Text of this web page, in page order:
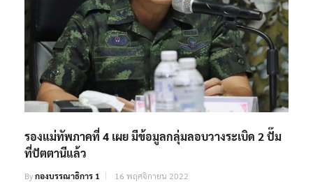
รองแม่ทัพภาคที่ 4 เผย มีข้อมูลกลุ่มลอบวางระเบิด 2 ปั๊ม
ที่ปัตตานีแล้ว
Byกองบรรณาธิการ 1 16 พฤศจิกายน 2022